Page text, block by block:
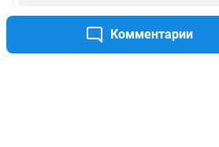
Комментарии